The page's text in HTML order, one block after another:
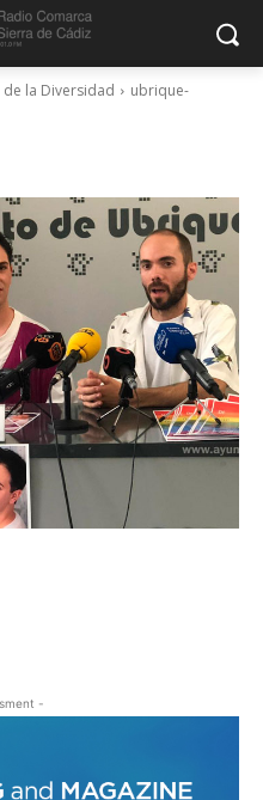
de la Diversidad
ubrique-
-